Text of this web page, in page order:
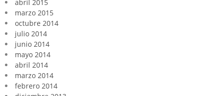
abril 2015
marzo 2015
octubre 2014
julio 2014
junio 2014
mayo 2014
abril 2014
marzo 2014
febrero 2014